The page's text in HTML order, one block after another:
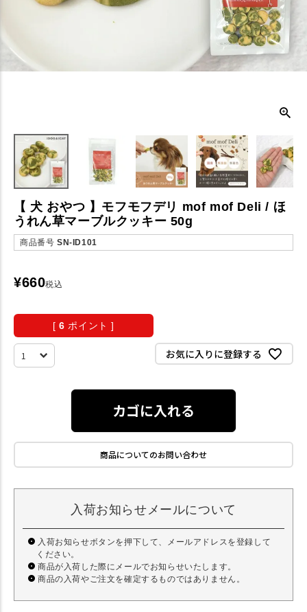
【 犬 おやつ 】モフモフデリ mof mof Deli / ほ
うれん草マーブルクッキー 50g
商品番号 SN-ID101
¥660税込
[ 6 ポイント ]
お気に入りに登録する
カゴに入れる
商品についてのお問い合わせ
入荷お知らせメールについて
入荷お知らせボタンを押下して、メールアドレスを登録して
ください。
商品が入荷した際にメールでお知らせいたします。
商品の入荷やご注文を確定するものではありません。